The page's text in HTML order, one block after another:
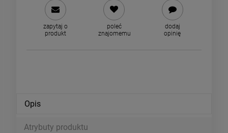
zapytaj o
produkt
poleć
znajomemu
dodaj
opinię
Opis
Atrybuty produktu